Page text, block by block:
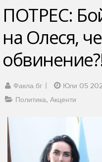
ПОТРЕС:
на Олеся,
Факла.бг Юли 05
Политика Акценти